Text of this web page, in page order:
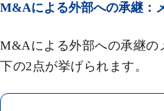
M&Aによる外部への承継：
M&Aによる外部への承継の
下の2点が挙げられます。